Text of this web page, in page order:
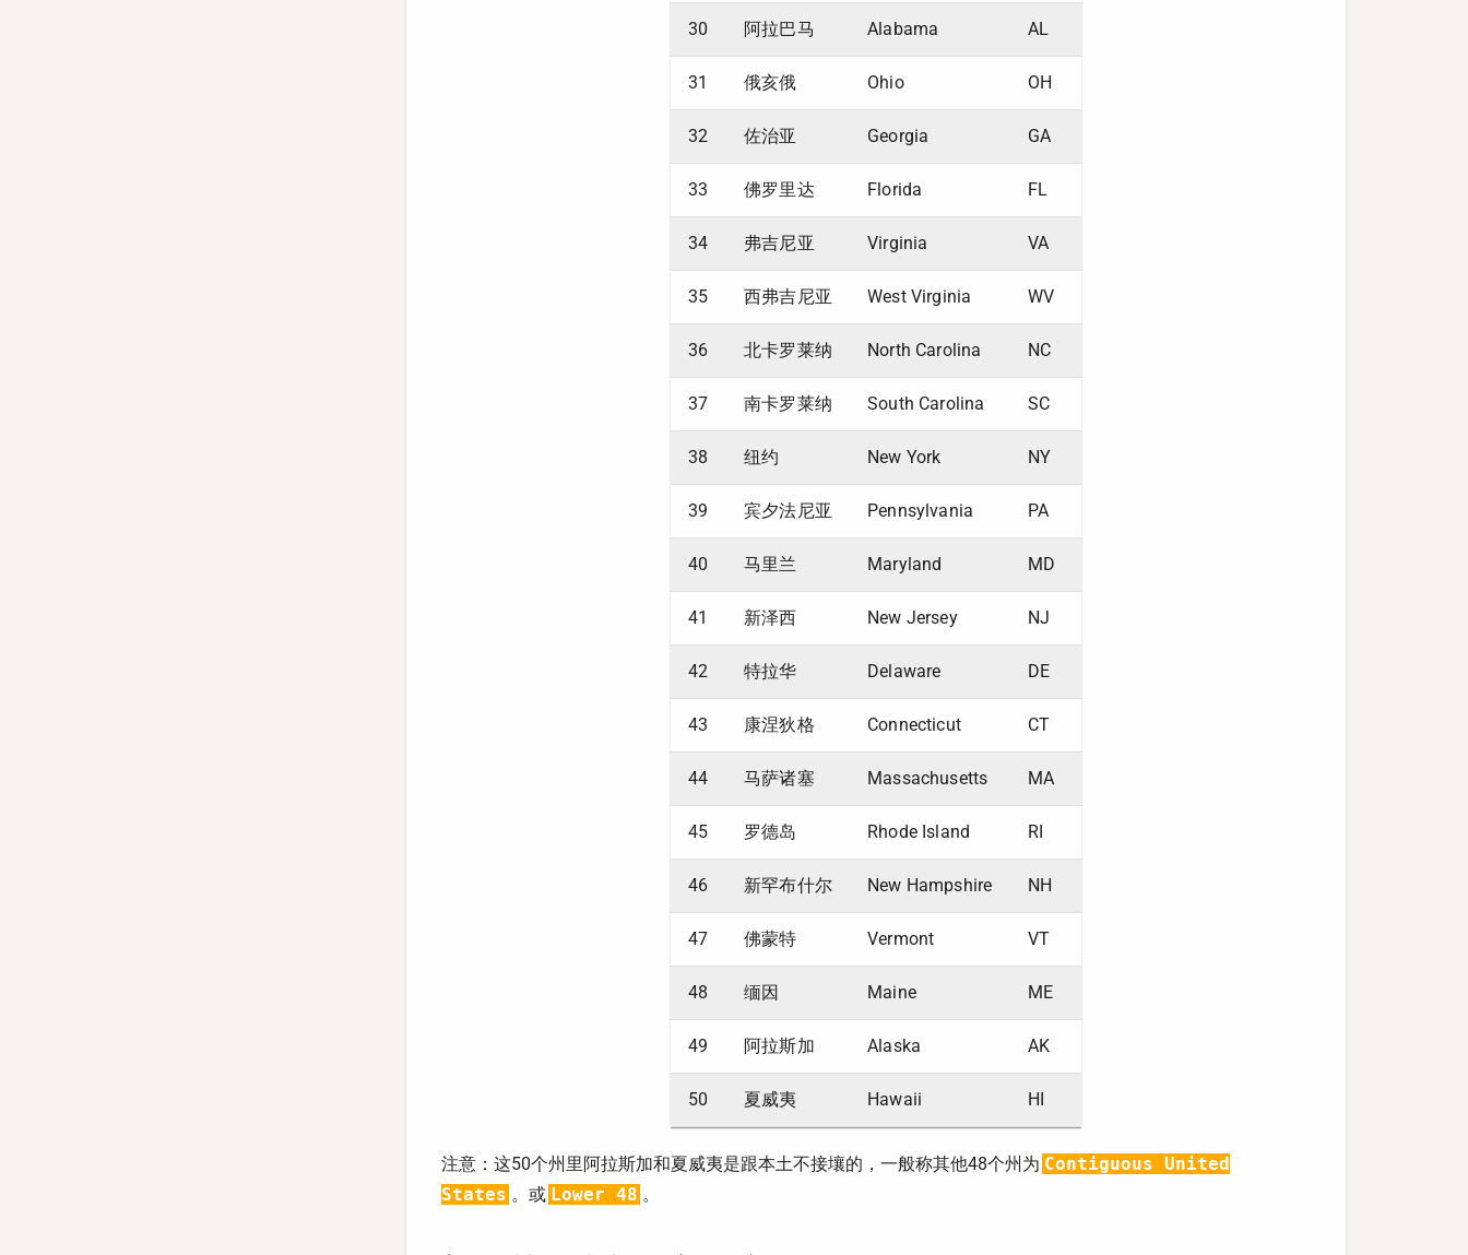
30 阿拉巴马 Alabama AL
31 俄亥俄 Ohio OH
32 佐治亚 Georgia GA
33 佛罗里达 Florida FL
34 弗吉尼亚 Virginia VA
35 西弗吉尼亚 West Virginia WV
36 北卡罗莱纳 North Carolina NC
37 南卡罗莱纳 South Carolina SC
38 纽约 New York NY
39 宾夕法尼亚 Pennsylvania PA
40 马里兰 Maryland MD
41 新泽西 New Jersey NJ
42 特拉华 Delaware DE
43 康涅狄格 Connecticut CT
44 马萨诸塞 Massachusetts MA
45 罗德岛 Rhode Island RI
46 新罕布什尔 New Hampshire NH
47 佛蒙特 Vermont VT
48 缅因 Maine ME
49 阿拉斯加 Alaska AK
50 夏威夷 Hawaii HI
注意：这50个州里阿拉斯加和夏威夷是跟本土不接壤的，一般称其他48个州为 Contiguous United
States 。或 Lower 48 。